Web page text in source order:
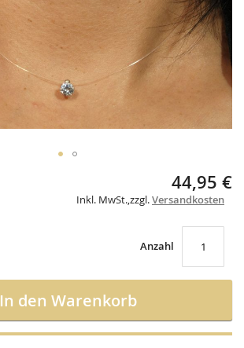
44,95 €
Inkl. MwSt.,zzgl.Versandkosten
Anzahl
In den Warenkorb